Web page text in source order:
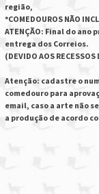
região,
*COMEDOUROS NÃO
ATENÇÃO: Final do ano
entrega dos Correios.
(DEVIDO AOS RECESSOS
Atenção: cadastre o
comedouro para
email, caso a arte não
a produção de acordo